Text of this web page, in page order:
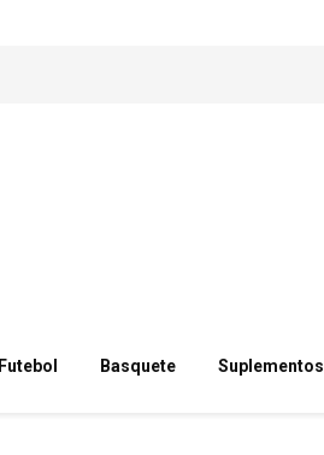
Futebol Basquete Suplementos